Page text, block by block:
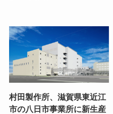
村田製作所、滋賀県東近江
市の八日市事業所に新生産